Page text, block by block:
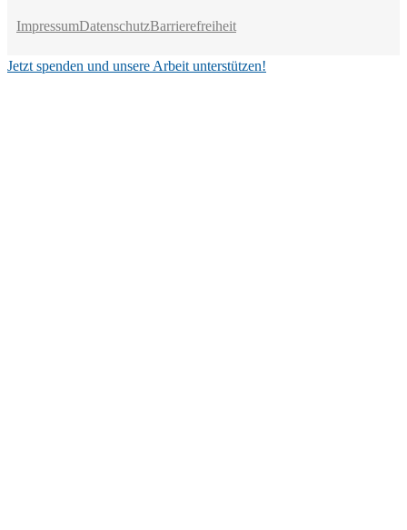
ImpressumDatenschutzBarrierefreiheit
Jetzt spenden und unsere Arbeit unterstützen!